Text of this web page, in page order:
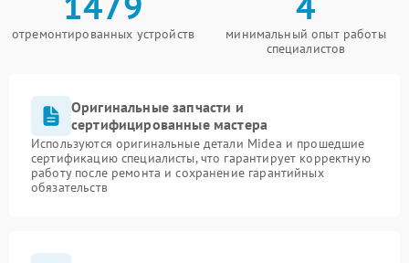
отремонтированных устройств
минимальный опыт работы
специалистов
Оригинальные запчасти и
сертифицированные мастера
Используются оригинальные детали Midea и прошедшие
сертификацию специалисты, что гарантирует корректную
работу после ремонта и сохранение гарантийных
обязательств